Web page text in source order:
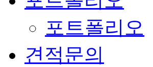
포트폴리오
견적문의